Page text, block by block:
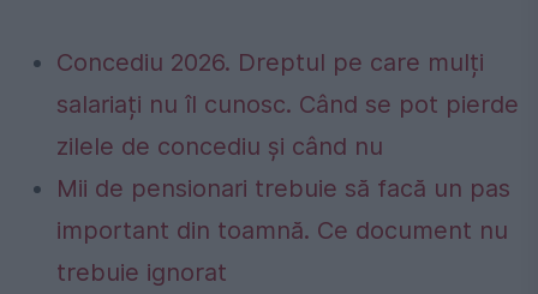
Concediu 2026. Dreptul pe care mulți
salariați nu îl cunosc. Când se pot pierde
zilele de concediu și când nu
Mii de pensionari trebuie să facă un pas
important din toamnă. Ce document nu
trebuie ignorat